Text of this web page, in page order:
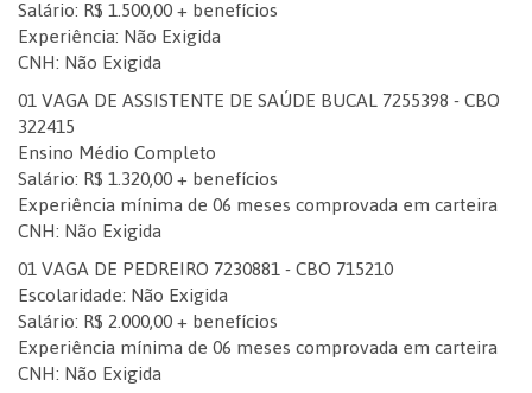
Salário: R$ 1.500,00 + benefícios
Experiência: Não Exigida
CNH: Não Exigida
01 VAGA DE ASSISTENTE DE SAÚDE BUCAL 7255398 - CBO
322415
Ensino Médio Completo
Salário: R$ 1.320,00 + benefícios
Experiência mínima de 06 meses comprovada em carteira
CNH: Não Exigida
01 VAGA DE PEDREIRO 7230881 - CBO 715210
Escolaridade: Não Exigida
Salário: R$ 2.000,00 + benefícios
Experiência mínima de 06 meses comprovada em carteira
CNH: Não Exigida